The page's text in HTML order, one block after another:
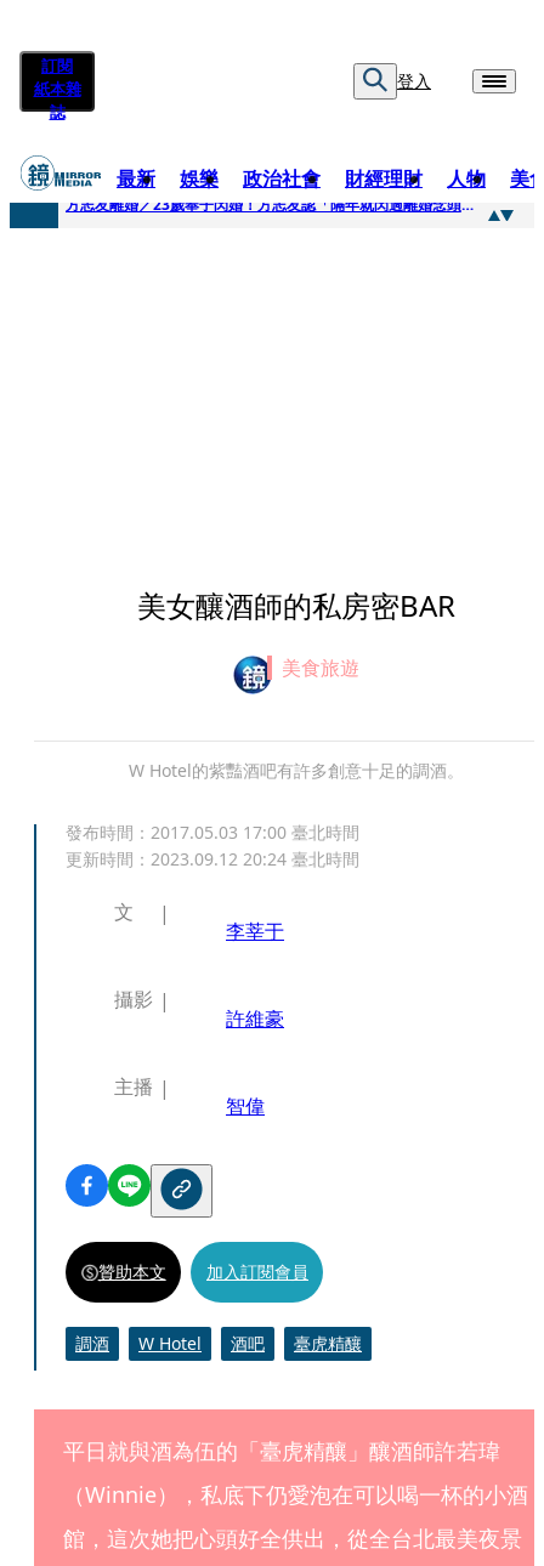
訂閱
紙本雜
誌
登入
最新 娛樂 政治社會 財經理財 人物 美
快訊
方志友離婚／23歲奉子閃婚！方志友認「隔年就閃過離婚念頭」 昔車內曖昧吳念軒風波再被挖
美女釀酒師的私房密BAR
美食旅遊
W Hotel的紫豔酒吧有許多創意十足的調酒。
發布時間： 2017.05.03 17:00 臺北時間
更新時間： 2023.09.12 20:24 臺北時間
文
李莘于
攝影
許維豪
主播
智偉
贊助本文 加入訂閱會員
調酒 W Hotel 酒吧 臺虎精釀
平日就與酒為伍的「臺虎精釀」釀酒師許若瑋
（Winnie），私底下仍愛泡在可以喝一杯的小酒
館，這次她把心頭好全供出，從全台北最美夜景